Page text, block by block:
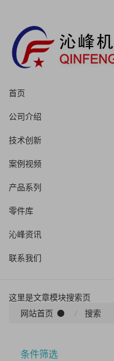
首页
公司介绍
技术创新
案例视频
产品系列
零件库
沁峰资讯
联系我们
这里是文章模块搜索页
网站首页
搜索
条件筛选